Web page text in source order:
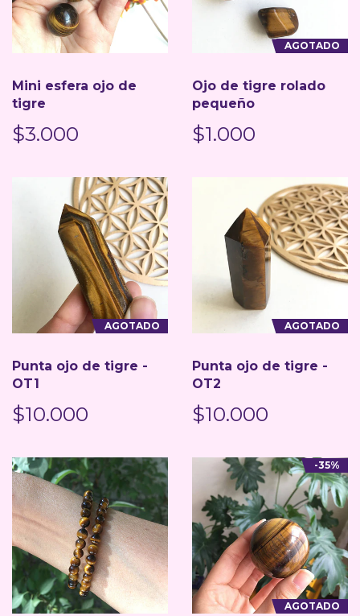
Mini esfera ojo de
tigre
$3.000
AGOTADO
Ojo de tigre rolado
pequeño
$1.000
AGOTADO
Punta ojo de tigre -
OT1
$10.000
AGOTADO
Punta ojo de tigre -
OT2
$10.000
-35%
AGOTADO